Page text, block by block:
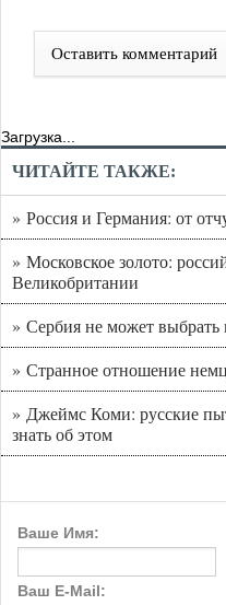
Оставить комментарий
Загрузка...
ЧИТАЙТЕ ТАКЖЕ:
» Россия и Германия: от
» Московское золото:
Великобритании
» Сербия не может
» Странное отношение
» Джеймс Коми: русские
знать об этом
Ваше Имя:
Ваш E-Mail: